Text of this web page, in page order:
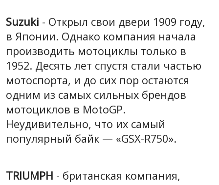
Suzuki - Открыл свои двери 1909 году,
в Японии. Однако компания начала
производить мотоциклы только в
1952. Десять лет спустя стали частью
мотоспорта, и до сих пор остаются
одним из самых сильных брендов
мотоциклов в MotoGP.
Неудивительно, что их самый
популярный байк — «GSX-R750».
TRIUMPH - британская компания,